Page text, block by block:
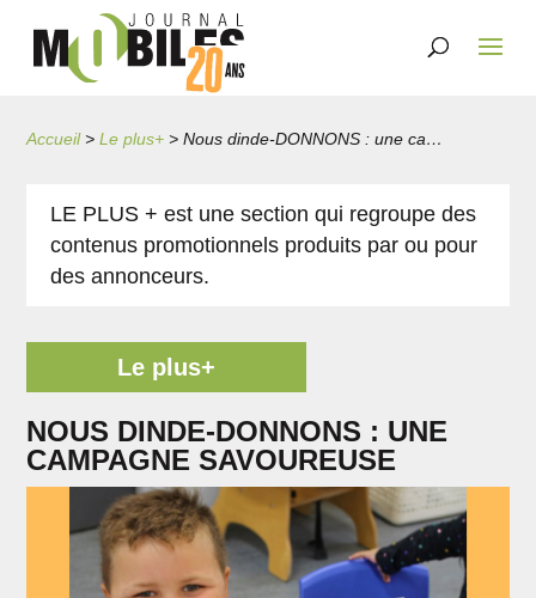
Accueil>Le plus+ > Nous dinde-DONNONS : une campagne savoureuse
LE PLUS + est une section qui regroupe des
contenus promotionnels produits par ou pour
des annonceurs.
Le plus+
NOUS DINDE-DONNONS : UNE
CAMPAGNE SAVOUREUSE